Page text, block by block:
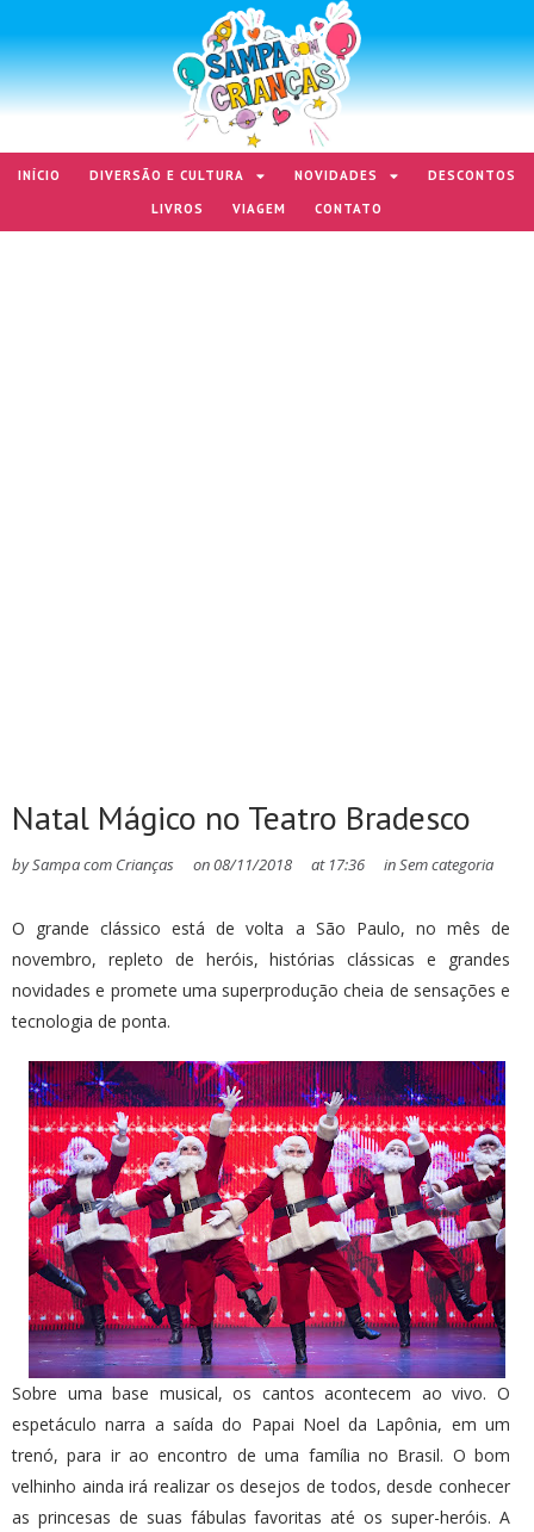
INÍCIO DIVERSÃO E CULTURA NOVIDADES
DESCONTOS
LIVROS
VIAGEM CONTATO
Natal Mágico no Teatro Bradesco
bySampa com Crianças on08/11/2018 at 17:36 inSem categoria
O grande clássico está de volta a São Paulo, no mês de
novembro, repleto de heróis, histórias clássicas e grandes
novidades e promete uma superprodução cheia de sensações e
tecnologia de ponta.
Sobre uma base musical, os cantos acontecem ao vivo. O
espetáculo narra a saída do Papai Noel da Lapônia, em um
trenó, para ir ao encontro de uma família no Brasil. O bom
velhinho ainda irá realizar os desejos de todos, desde conhecer
as princesas de suas fábulas favoritas até os super-heróis. A